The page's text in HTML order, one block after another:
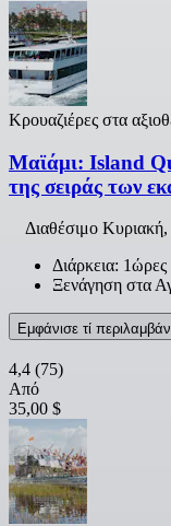
Κρουαζιέρες στα
Μαϊάμι: Island
της σειράς των
Διαθέσιμο
Διάρκεια:
Ξενάγηση στα
Εμφάνισε τί
4,4 (75)
Από
35,00 $